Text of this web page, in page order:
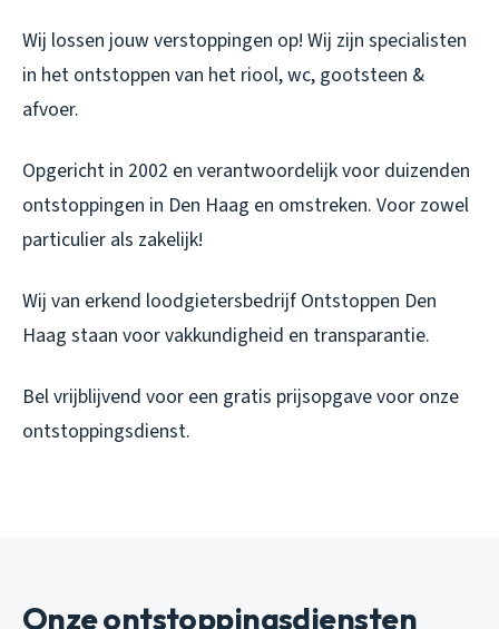
Wij lossen jouw verstoppingen op! Wij zijn specialisten
in het ontstoppen van het riool, wc, gootsteen &
afvoer.
Opgericht in 2002 en verantwoordelijk voor duizenden
ontstoppingen in Den Haag en omstreken. Voor zowel
particulier als zakelijk!
Wij van erkend loodgietersbedrijf Ontstoppen Den
Haag staan voor vakkundigheid en transparantie.
Bel vrijblijvend voor een gratis prijsopgave voor onze
ontstoppingsdienst.
Onze ontstoppingsdiensten